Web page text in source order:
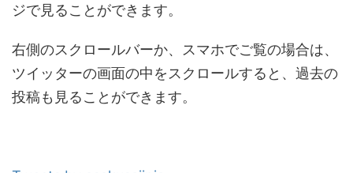
ジで見ることができます。
右側のスクロールバーか、スマホでご覧の場合は、
ツイッターの画面の中をスクロールすると、過去の
投稿も見ることができます。